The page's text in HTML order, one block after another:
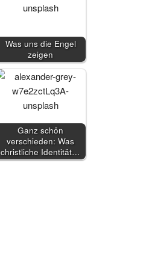
Was uns die Engel
zeigen
Ganz schön
verschieden: Was
christliche Identität…